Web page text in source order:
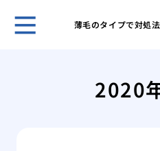
薄毛のタイプで対処
2020